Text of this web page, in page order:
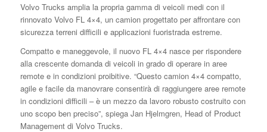
Volvo Trucks amplia la propria gamma di veicoli medi con il
rinnovato Volvo FL 4×4, un camion progettato per affrontare con
sicurezza terreni difficili e applicazioni fuoristrada estreme.
Compatto e maneggevole, il nuovo FL 4×4 nasce per rispondere
alla crescente domanda di veicoli in grado di operare in aree
remote e in condizioni proibitive. “Questo camion 4×4 compatto,
agile e facile da manovrare consentirà di raggiungere aree remote
in condizioni difficili – è un mezzo da lavoro robusto costruito con
uno scopo ben preciso”, spiega Jan Hjelmgren, Head of Product
Management di Volvo Trucks.